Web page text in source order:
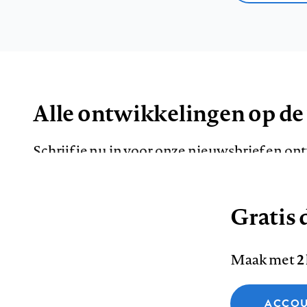
Alle ontwikkelingen op de
Schrijf je nu in voor onze nieuwsbrief en
Functionele cookies
Gratis
Maak met